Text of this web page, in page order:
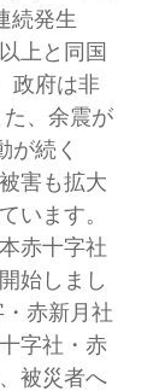
続発生
上と同国
政府は非
、余震が
が続く
害も拡大
います。
赤十字社
始しまし
赤新月社
字社・赤
被災者へ